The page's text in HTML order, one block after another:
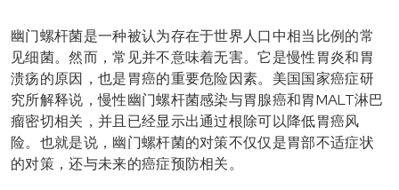
幽门螺杆菌是一种被认为存在于世界人口中相当比例的常
见细菌。然而，常见并不意味着无害。它是慢性胃炎和胃
溃疡的原因，也是胃癌的重要危险因素。美国国家癌症研
究所解释说，慢性幽门螺杆菌感染与胃腺癌和胃MALT淋巴
瘤密切相关，并且已经显示出通过根除可以降低胃癌风
险。也就是说，幽门螺杆菌的对策不仅仅是胃部不适症状
的对策，还与未来的癌症预防相关。